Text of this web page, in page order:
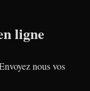
ligne
nous vos